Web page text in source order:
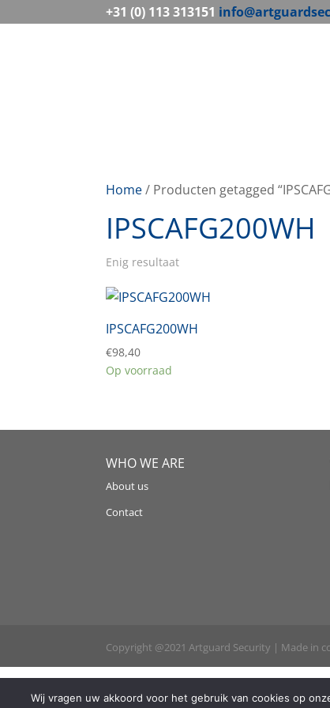
+31 (0) 113 313151
Home/ Producten getagged
IPSCAFG200WH
Enig resultaat
IPSCAFG200WH
€98,40
Op voorraad
WHO WE ARE
About us
Contact
Copyright @2021 Artguard Security | Made in
Wij vragen uw akkoord voor het gebruik van cookies op